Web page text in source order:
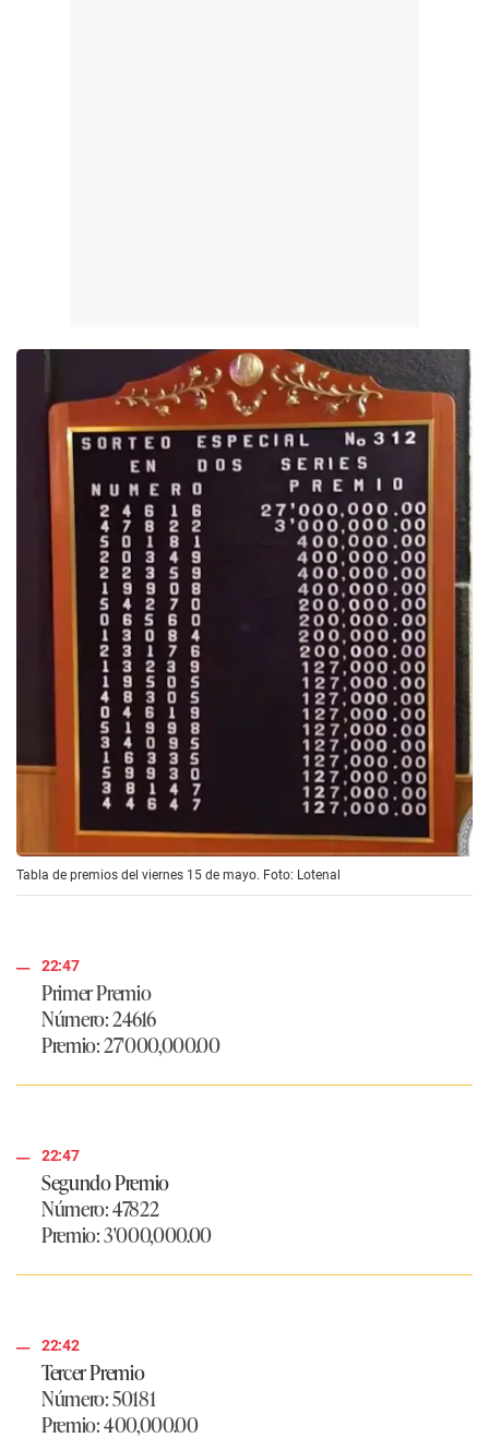
Tabla de premios del viernes 15 de mayo. Foto: Lotenal
22:47
Primer Premio
Número:24616
Premio:27'000,000.00
22:47
Segundo Premio
Número:47822
Premio:3'000,000.00
22:42
Tercer Premio
Número:50181
Premio:400,000.00